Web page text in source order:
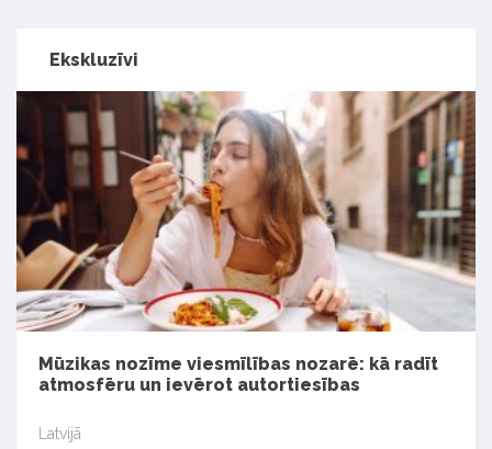
Ekskluzīvi
Mūzikas nozīme viesmīlības nozarē: kā radīt
atmosfēru un ievērot autortiesības
Latvijā